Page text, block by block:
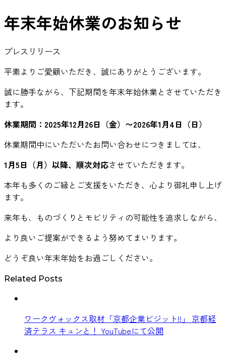
年末年始休業のお知らせ
プレスリリース
平素よりご愛顧いただき、誠にありがとうございます。
誠に勝手ながら、下記期間を年末年始休業とさせていただき
ます。
休業期間：2025年12月26日（金）〜2026年1月4日（日）
休業期間中にいただいたお問い合わせにつきましては、
1月5日（月）以降、順次対応させていただきます。
本年も多くのご縁とご支援をいただき、心より御礼申し上げ
ます。
来年も、ものづくりとモビリティの可能性を追求しながら、
より良いご提案ができるよう努めてまいります。
どうぞ良い年末年始をお過ごしください。
Related Posts
ワークヴォックス取材「京都企業ビジット!!」 京都経
済テラス キュンと！ YouTubeにて公開